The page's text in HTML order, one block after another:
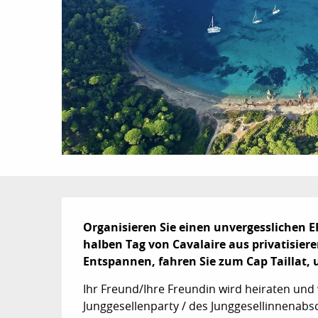
Beschreibung
Organisieren Sie einen unvergesslichen
halben Tag von Cavalaire aus
Entspannen, fahren Sie zum Cap
Ihr Freund/Ihre Freundin wird heiraten
Junggesellenparty / des